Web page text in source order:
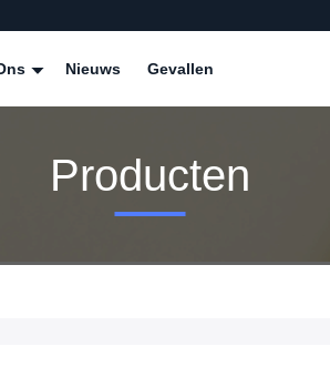
Nieuws Gevallen
Producten